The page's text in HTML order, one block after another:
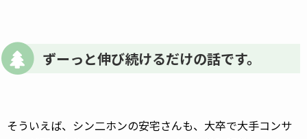
ずーっと伸び続けるだけの話です。
そういえば、シン二ホンの安宅さんも、大卒で大手コンサ